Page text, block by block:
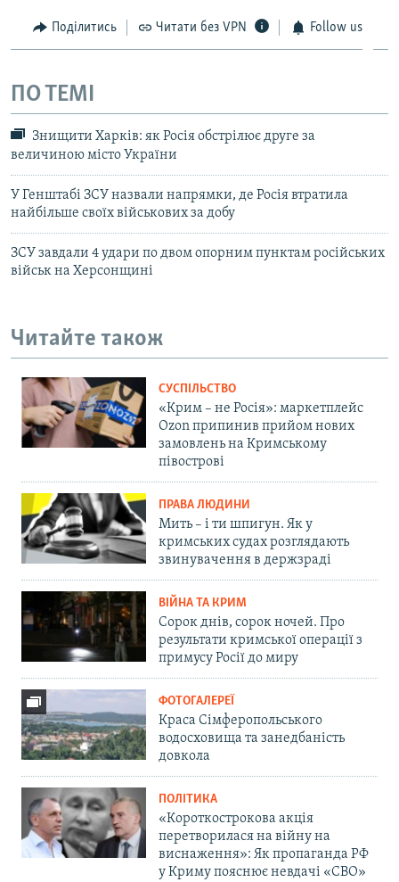
Поділитись Читати без VPN Follow us
ПО ТЕМІ
Знищити Харків: як Росія обстрілює друге за
величиною місто України
У Генштабі ЗСУ назвали напрямки, де Росія втратила
найбільше своїх військових за добу
ЗСУ завдали 4 удари по двом опорним пунктам російських
військ на Херсонщині
Читайте також
СУСПІЛЬСТВО
«Крим – не Росія»: маркетплейс
Ozon припинив прийом нових
замовлень на Кримському
півострові
ПРАВА ЛЮДИНИ
Мить – і ти шпигун. Як у
кримських судах розглядають
звинувачення в держзраді
ВІЙНА ТА КРИМ
Сорок днів, сорок ночей. Про
результати кримської операції з
примусу Росії до миру
ФОТОГАЛЕРЕЇ
Краса Сімферопольського
водосховища та занедбаність
довкола
ПОЛІТИКА
«Короткострокова акція
перетворилася на війну на
виснаження»: Як пропаганда РФ
у Криму пояснює невдачі «СВО»